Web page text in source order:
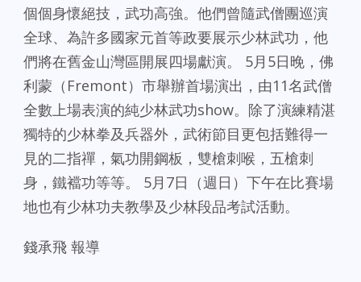
個個身懷絕技，武功高強。他們曾隨武僧團巡演
全球、為許多國家元首等政要展示少林武功，他
們將在舊金山灣區開展四場獻演。 5月5日晚，佛
利蒙（Fremont）市舉辦首場演出，由11名武僧
全數上場表演的純少林武功show。除了演練精湛
獨特的少林拳及兵器外，武術節目更包括難得一
見的二指禪，氣功開鋼板，雙槍刺喉，五槍刺
身，鐵襠功等等。 5月7日（週日）下午在比賽場
地也有少林功夫教學及少林段品考試活動。
錢承飛 報導